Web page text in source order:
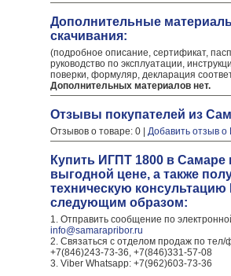
Дополнительные
скачивания:
(подробное описание, сертификат,
руководство по эксплуатации,
поверки, формуляр, декларация
Дополнительных материалов нет.
Отзывы покупателей из
Отзывов о товаре: 0 | Добавить отзыв
Купить ИГПТ 1800 в Самаре
выгодной цене, а также
техническую
следующим образом:
1. Отправить сообщение по
info@samarapribor.ru
2. Связаться с отделом продаж по тел/
+7(846)243-73-36, +7(846)331-57-08
3. Viber Whatsapp: +7(962)603-73-36